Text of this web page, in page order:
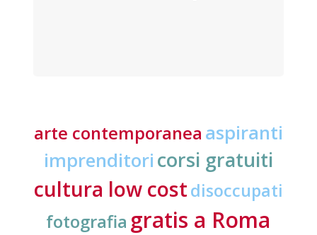
arte contemporanea aspiranti
imprenditori corsi gratuiti
cultura low costdisoccupati
fotografia gratis a Roma